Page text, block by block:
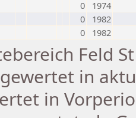
0
1974
0
1982
0 1982
Feld
in
in